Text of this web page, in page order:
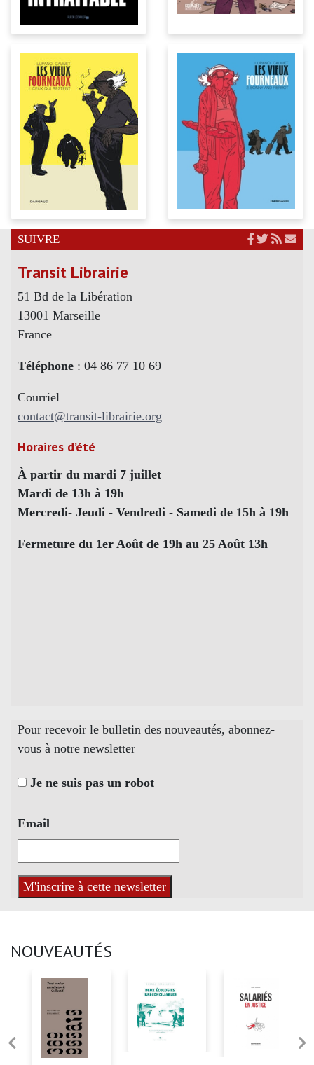
SUIVRE
Transit Librairie
51 Bd de la Libération
13001 Marseille
France
Téléphone : 04 86 77 10 69
Courriel
contact@transit-librairie.org
Horaires d’été
À partir du mardi 7 juillet
Mardi de 13h à 19h
Mercredi- Jeudi - Vendredi - Samedi de 15h à 19h
Fermeture du 1er Août de 19h au 25 Août 13h
Pour recevoir le bulletin des nouveautés, abonnez-
vous à notre newsletter
Je ne suis pas un robot
Email
NOUVEAUTÉS